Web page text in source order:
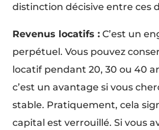
distinction décisive entre ces
Revenus locatifs : C’est un
perpétuel. Vous pouvez
locatif pendant 20, 30 ou 40
c’est un avantage si vous
stable. Pratiquement, cela
capital est verrouillé. Si vous